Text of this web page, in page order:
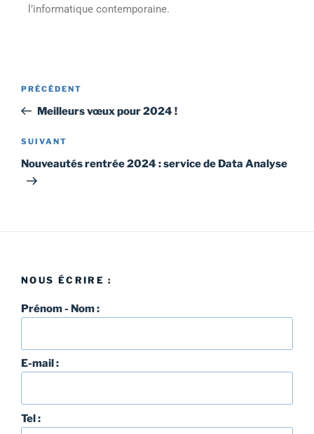
l’informatique contemporaine.
PRÉCÉDENT
Meilleurs vœux pour 2024 !
SUIVANT
Nouveautés rentrée 2024 : service de Data Analyse
NOUS ÉCRIRE :
Prénom - Nom :
E-mail :
Tel :